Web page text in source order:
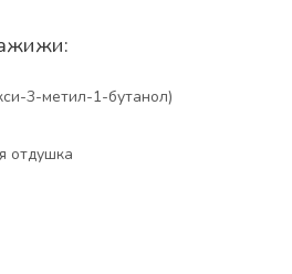
3-метил-1-бутанол)
отдушка